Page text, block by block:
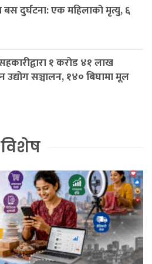
बस दुर्घटना: एक महिलाको मृत्यु, ६
१ करोड ४१ लाख
उद्योग सञ्चालन, १४० बिघामा मूल
विशेष